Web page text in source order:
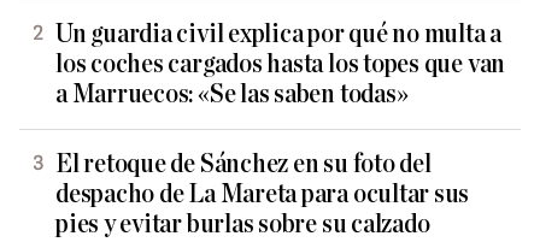
Un guardia civil explica por qué no multa a
los coches cargados hasta los topes que van
a Marruecos: «Se las saben todas»
El retoque de Sánchez en su foto del
despacho de La Mareta para ocultar sus
pies y evitar burlas sobre su calzado